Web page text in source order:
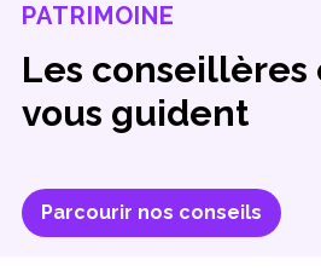
PATRIMOINE
Les
vous guident
Parcourir nos conseils